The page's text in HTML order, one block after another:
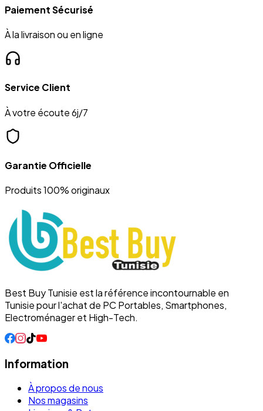
Paiement Sécurisé
À la livraison ou en ligne
Service Client
À votre écoute 6j/7
Garantie Officielle
Produits 100% originaux
Best Buy Tunisie est la référence incontournable en
Tunisie pour l'achat de PC Portables, Smartphones,
Electroménager et High-Tech.
Information
À propos de nous
Nos magasins